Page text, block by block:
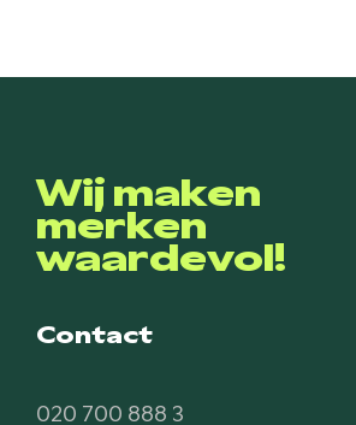
Wij maken
merken
waardevol!
Contact
020 700 888 3